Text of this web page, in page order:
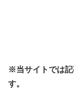
※当サイトでは記
す。